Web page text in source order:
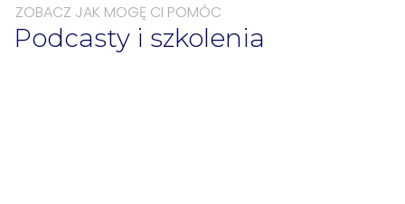
ZOBACZ JAK MOGĘ CI POMÓC
Podcasty i szkolenia